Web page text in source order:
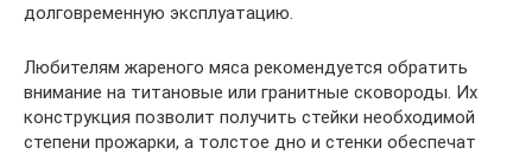
долговременную эксплуатацию.
Любителям жареного мяса рекомендуется обратить
внимание на титановые или гранитные сковороды. Их
конструкция позволит получить стейки необходимой
степени прожарки, а толстое дно и стенки обеспечат